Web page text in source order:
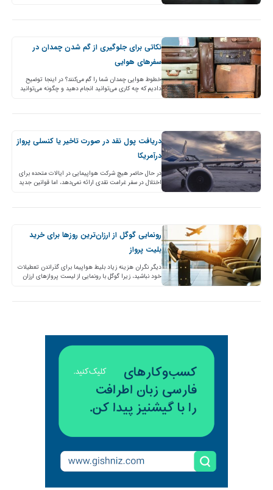
نکاتی برای جلوگیری از گم شدن چمدان در
سفرهای هوایی
خطوط هوایی چمدان شما را گم می‌کنند؟ در اینجا توضیح
دادیم که چه کاری می‌توانید انجام دهید و چگونه می‌توانید
دریافت پول نقد در صورت تاخیر یا کنسلی پرواز
درآمریکا
در حال حاضر هیچ شرکت هواپیمایی در ایالات متحده برای
اختلال در سفر غرامت نقدی ارائه نمی‌دهد، اما قوانین جدید
رونمایی گوگل از ارزان‌ترین روزها برای خرید
بلیت پرواز
دیگر نگران هزینه زیاد بلیط هواپیما برای گذراندن تعطیلات
خود نباشید، زیرا گوگل با رونمایی از لیست پروازهای ارزان